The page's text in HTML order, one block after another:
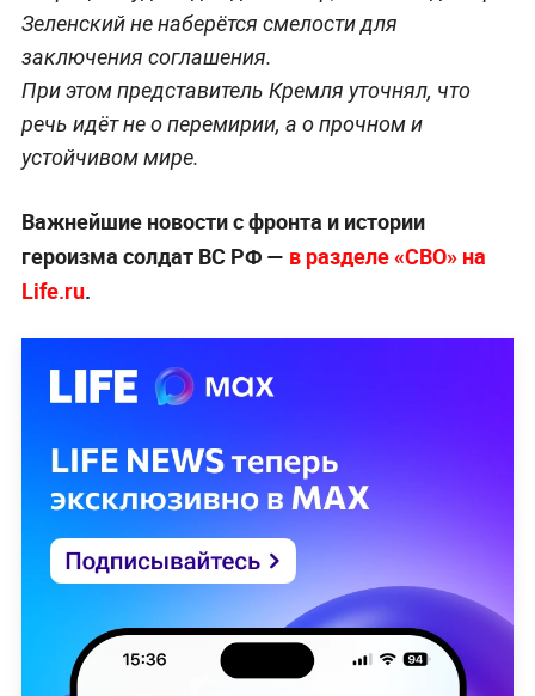
Зеленский не наберётся смелости для
заключения соглашения.
При этом представитель Кремля уточнял, что
речь идёт не о перемирии, а о прочном и
устойчивом мире.
Важнейшие новости с фронта и истории
героизма солдат ВС РФ — в разделе «СВО» на
Life.ru.